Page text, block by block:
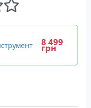
8 499
грн